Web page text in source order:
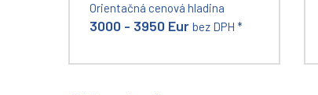
Orientačná cenová hladina
3000 - 3950 Eur bez DPH *